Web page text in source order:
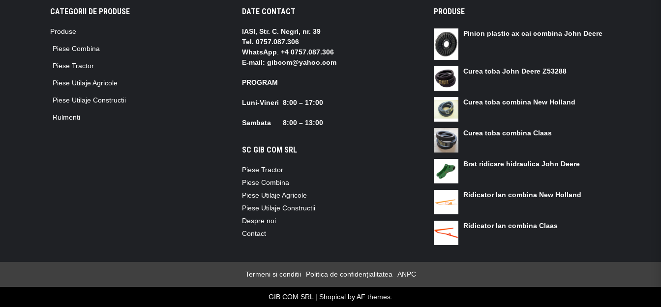
CATEGORII DE PRODUSE
Produse
Piese Combina
Piese Tractor
Piese Utilaje Agricole
Piese Utilaje Constructii
Rulmenti
DATE CONTACT
IASI, Str. C. Negri, nr. 39
Tel. 0757.087.306
WhatsApp. +4 0757.087.306
E-mail: gibcom@yahoo.com
PROGRAM
Luni-Vineri 8:00 – 17:00
Sambata 8:00 – 13:00
SC GIB COM SRL
Piese Tractor
Piese Combina
Piese Utilaje Agricole
Piese Utilaje Constructii
Despre noi
Contact
PRODUSE
Pinion plastic ax cai combina John Deere
Curea toba John Deere Z53288
Curea toba combina New Holland
Curea toba combina Claas
Brat ridicare hidraulica John Deere
Ridicator lan combina New Holland
Ridicator lan combina Claas
Termeni si conditii Politica de confidențialitatea ANPC
GIB COM SRL | Shopical by AF themes.